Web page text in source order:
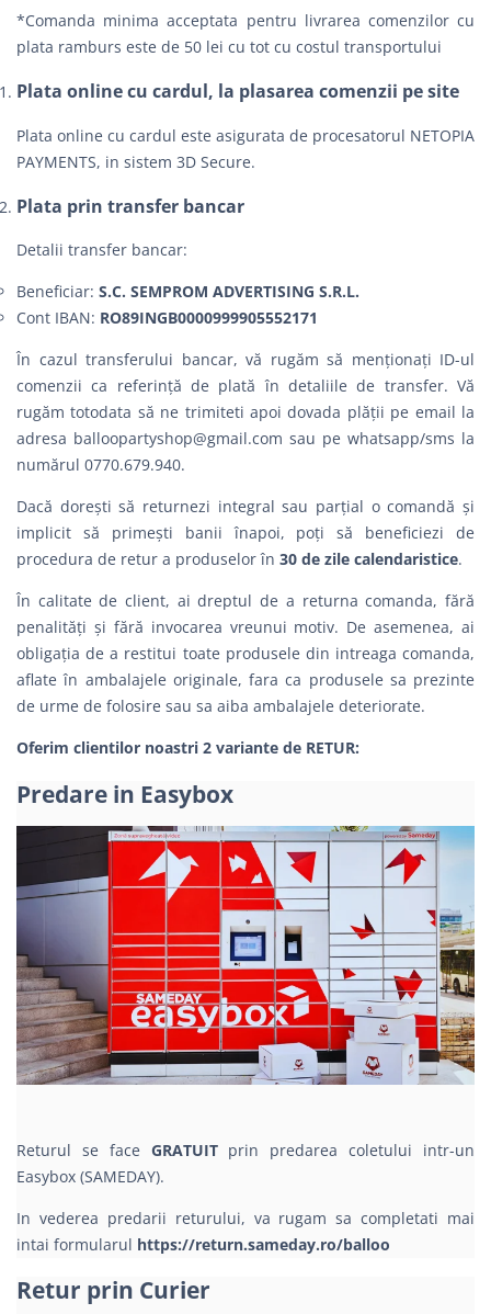
*Comanda minima acceptata pentru livrarea comenzilor cu
plata ramburs este de 50 lei cu tot cu costul transportului
Plata online cu cardul, la plasarea comenzii pe site
Plata online cu cardul este asigurata de procesatorul NETOPIA
PAYMENTS, in sistem 3D Secure.
Plata prin transfer bancar
Detalii transfer bancar:
Beneficiar: S.C. SEMPROM ADVERTISING S.R.L.
Cont IBAN: RO89INGB0000999905552171
În cazul transferului bancar, vă rugăm să menționați ID-ul
comenzii ca referință de plată în detaliile de transfer. Vă
rugăm totodata să ne trimiteti apoi dovada plății pe email la
adresa balloopartyshop@gmail.com sau pe whatsapp/sms la
numărul 0770.679.940.
Dacă dorești să returnezi integral sau parțial o comandă şi
implicit să primești banii înapoi, poți să beneficiezi de
procedura de retur a produselor în 30 de zile calendaristice.
În calitate de client, ai dreptul de a returna comanda, fără
penalităţi şi fără invocarea vreunui motiv. De asemenea, ai
obligația de a restitui toate produsele din intreaga comanda,
aflate în ambalajele originale, fara ca produsele sa prezinte
de urme de folosire sau sa aiba ambalajele deteriorate.
Oferim clientilor noastri 2 variante de RETUR:
Predare in Easybox
Returul se face GRATUIT prin predarea coletului intr-un
Easybox (SAMEDAY).
In vederea predarii returului, va rugam sa completati mai
intai formularul https://return.sameday.ro/balloo
Retur prin Curier